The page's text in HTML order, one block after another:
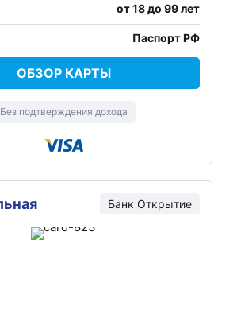
от 18 до 99 лет
Паспорт РФ
ОБЗОР КАРТЫ
Без подтверждения дохода
Банк Открытие